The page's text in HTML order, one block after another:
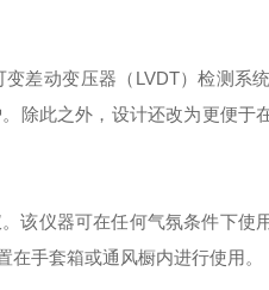
差动变压器（LVDT）检测系
除此之外，设计还改为更便于
该仪器可在任何气氛条件下使
手套箱或通风橱内进行使用。